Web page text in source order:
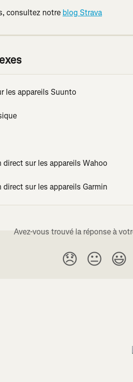
consultez notre blog Strava
les appareils Suunto
sur les appareils Wahoo
sur les appareils Garmin
Avez-vous trouvé la réponse à
😞 😐 😃